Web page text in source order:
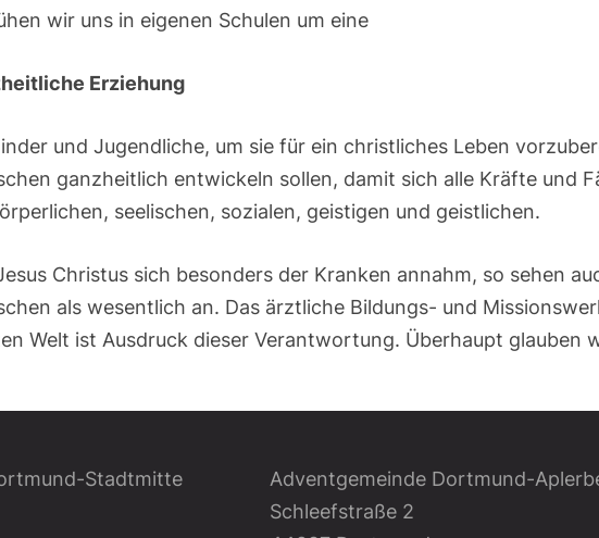
wir uns in eigenen Schulen um eine
Erziehung
und Jugendliche, um sie für ein christliches Leben
ganzheitlich entwickeln sollen, damit sich alle Kräfte und
seelischen, sozialen, geistigen und geistlichen.
Christus sich besonders der Kranken annahm, so sehen
als wesentlich an. Das ärztliche Bildungs- und
Welt ist Ausdruck dieser Verantwortung. Überhaupt glauben
Stadtmitte
Adventgemeinde Dortmund-
Schleefstraße 2